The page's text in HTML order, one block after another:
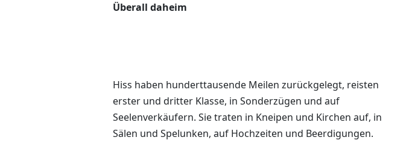
Überall daheim
Hiss haben hunderttausende Meilen zurückgelegt, reisten
erster und dritter Klasse, in Sonderzügen und auf
Seelenverkäufern. Sie traten in Kneipen und Kirchen auf, in
Sälen und Spelunken, auf Hochzeiten und Beerdigungen.